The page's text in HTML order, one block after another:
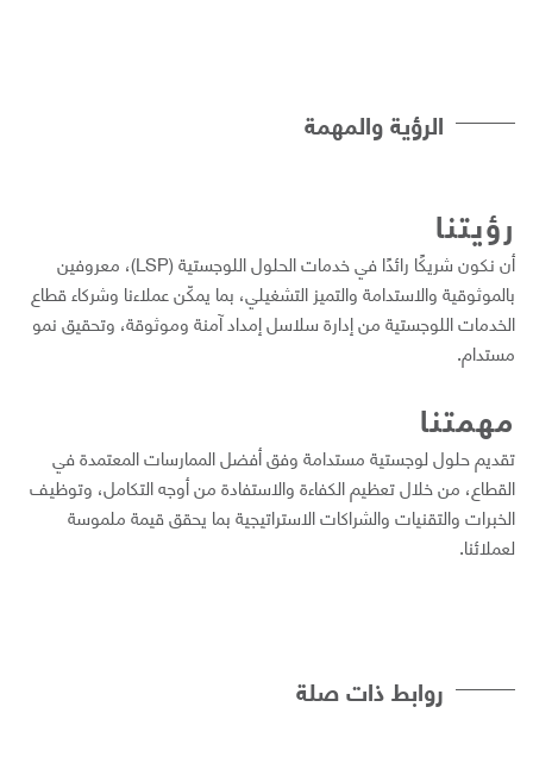
الرؤية والمهمة
أن نكون شریكًا رائدًا في خدمات الحلول اللوجستیة (LSP)، معروفین
والاستدامة والتمیز التشغیلي، بما یمكّن عملاءنا وشركاء قطاع
اللوجستیة من إدارة سلاسل إمداد آمنة وموثوقة، وتحقیق نمو
حلول لوجستیة مستدامة وفق أفضل الممارسات المعتمدة في
من خلال تعظیم الكفاءة والاستفادة من أوجه التكامل، وتوظیف
والتقنیات والشراكات الاستراتیجیة بما یحقق قیمة ملموسة
روابط ذات صلة